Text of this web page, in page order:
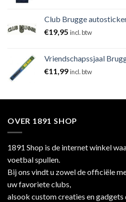
Club Brugge
€19,95 incl. btw
Vriendschapssjaal
€11,99incl. btw
OVER 1891 SHOP
1891 Shop is de internet winkel
voetbal spullen.
Bij ons vindt u zowel de officiële
uw favoriete clubs,
alsook custom creaties en gadgets